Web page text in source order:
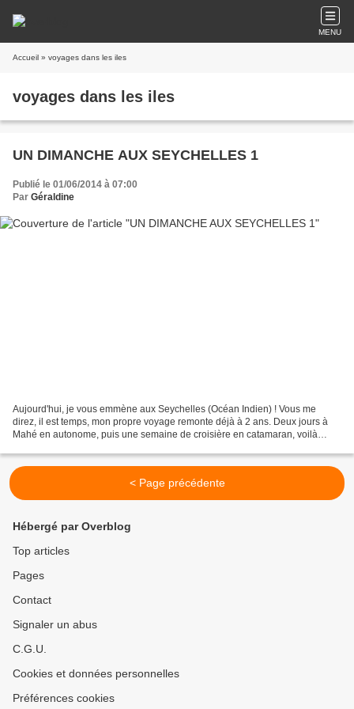
MENU
Accueil » voyages dans les iles
voyages dans les iles
UN DIMANCHE AUX SEYCHELLES 1
Publié le 01/06/2014 à 07:00
Par Géraldine
Aujourd'hui, je vous emmène aux Seychelles (Océan Indien) ! Vous me
direz, il est temps, mon propre voyage remonte déjà à 2 ans. Deux jours à
Mahé en autonome, puis une semaine de croisière en catamaran, voilà
< Page précédente
Hébergé par Overblog
Top articles
Pages
Contact
Signaler un abus
C.G.U.
Cookies et données personnelles
Préférences cookies